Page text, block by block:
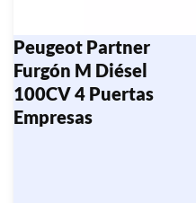
Peugeot Partner
Furgón M Diésel
100CV 4 Puertas
Empresas